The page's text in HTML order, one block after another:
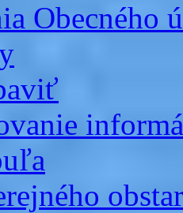
Obecného